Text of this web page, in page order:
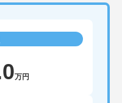
万円